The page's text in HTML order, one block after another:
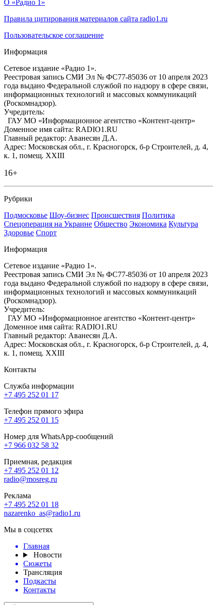
О «Радио 1»
Правила цитирования материалов сайта radio1.ru
Пользовательское соглашение
Информация
Сетевое издание «Радио 1».
Реестровая запись СМИ Эл № ФС77-85036 от 10 апреля 2023
года выдано Федеральной службой по надзору в сфере связи,
информационных технологий и массовых коммуникаций
(Роскомнадзор).
Учредитель:
ГАУ МО «Информационное агентство «Контент-центр»
Доменное имя сайта: RADIO1.RU
Главный редактор: Аванесян Д.А.
Адрес: Московская обл., г. Красногорск, б-р Строителей, д. 4,
к. 1, помещ. XXIII
16+
Рубрики
Подмосковье Шоу-бизнес Происшествия Политика
Спецоперация на Украине Общество Экономика Культура
Здоровье Спорт
Информация
Сетевое издание «Радио 1».
Реестровая запись СМИ Эл № ФС77-85036 от 10 апреля 2023
года выдано Федеральной службой по надзору в сфере связи,
информационных технологий и массовых коммуникаций
(Роскомнадзор).
Учредитель:
ГАУ МО «Информационное агентство «Контент-центр»
Доменное имя сайта: RADIO1.RU
Главный редактор: Аванесян Д.А.
Адрес: Московская обл., г. Красногорск, б-р Строителей, д. 4,
к. 1, помещ. XXIII
Контакты
Служба информации
+7 495 252 01 17
Телефон прямого эфира
+7 495 252 01 15
Номер для WhatsApp-сообщений
+7 966 032 58 32
Приемная, редакция
+7 495 252 01 12
radio@mosreg.ru
Реклама
+7 495 252 01 18
nazarenko_as@radio1.ru
Мы в соцсетях
Главная
Новости
Сюжеты
Трансляция
Подкасты
Контакты